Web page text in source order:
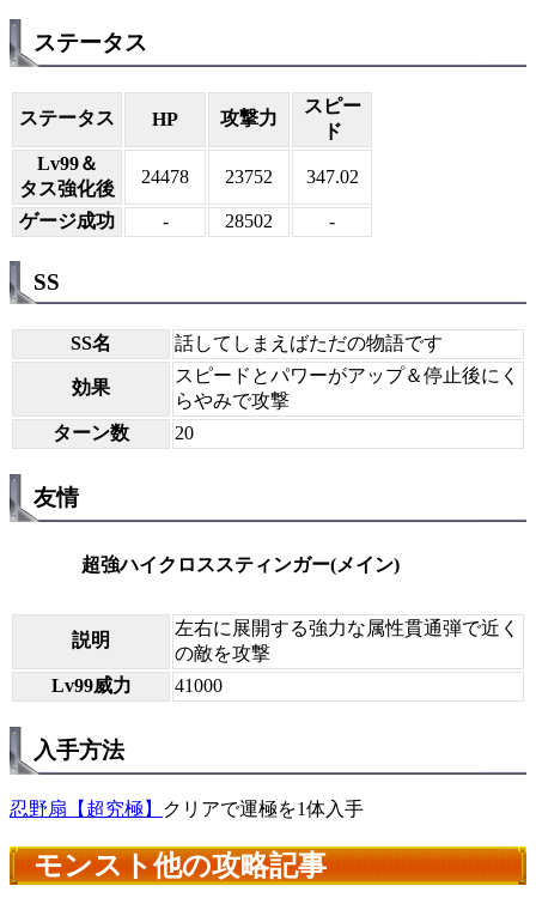
ステータス
ステータス HP 攻撃力
スピー
ド
Lv99＆
タス強化後
24478 23752 347.02
ゲージ成功 - 28502 -
SS
SS名 話してしまえばただの物語です
効果
スピードとパワーがアップ＆停止後にく
らやみで攻撃
ターン数
20
友情
超強ハイクロススティンガー(メイン)
説明
左右に展開する強力な属性貫通弾で近く
の敵を攻撃
Lv99威力
41000
入手方法
忍野扇【超究極】 クリアで運極を1体入手
モンスト他の攻略記事